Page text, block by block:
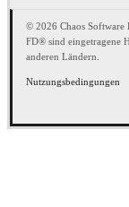
© 2026 Chaos Software
FD® sind eingetragene
anderen Ländern.
Nutzungsbedingungen